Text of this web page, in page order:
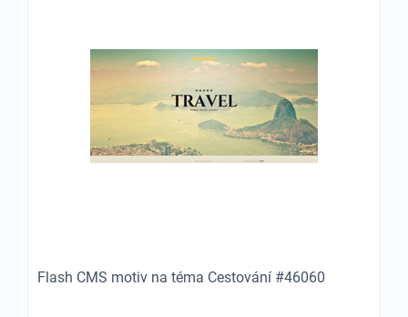
Flash CMS motiv na téma Cestování #46060